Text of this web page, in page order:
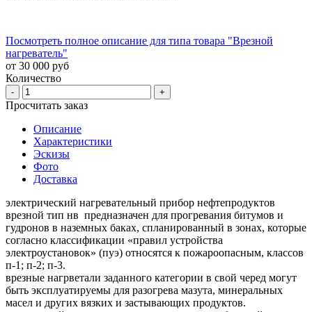
Посмотреть полное описание для типа товара "Врезной
нагреватель"
от 30 000 руб
Количество
- +
Просчитать заказ
Описание
Характеристики
Эскизы
Фото
Доставка
электрический нагревательный прибор нефтепродуктов
врезной тип нв предназначен для прогревания битумов и
гудронов в наземных баках, спланированный в зонах, которые
согласно классификации «правил устройства
электроустановок» (пуэ) относятся к пожароопасным, классов
п-1; п-2; п-3.
врезные нагрветали заданного категории в свой черед могут
быть эксплуатируемы для разогрева мазута, минеральных
масел и других вязких и застывающих продуктов.